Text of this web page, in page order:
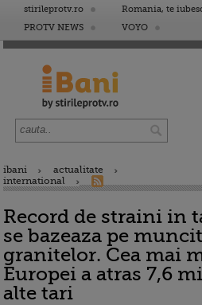
stirileprotv.ro Romania, te
PROTV NEWS
VOYO
ibani
actualitate
international
Record de straini in
se bazeaza pe
granitelor. Cea mai
Europei a atras 7,6
alte tari